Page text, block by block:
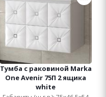
Тумба с раковиной Marka
One Avenir 75П 2 ящика
white